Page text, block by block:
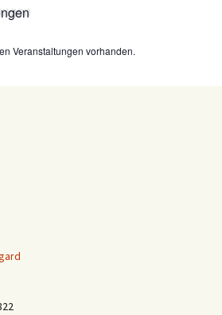
Veranstaltungen vorhanden.